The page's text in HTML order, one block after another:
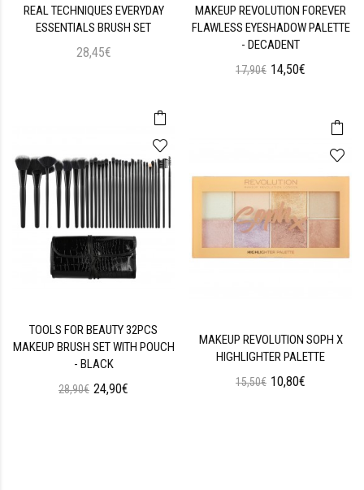
REAL TECHNIQUES EVERYDAY
ESSENTIALS BRUSH SET
28,45€
TOOLS FOR BEAUTY 32PCS
MAKEUP BRUSH SET WITH POUCH
- BLACK
28,90€ 24,90€
MAKEUP REVOLUTION FOREVER
FLAWLESS EYESHADOW PALETTE
- DECADENT
17,90€ 14,50€
MAKEUP REVOLUTION SOPH X
HIGHLIGHTER PALETTE
15,50€ 10,80€